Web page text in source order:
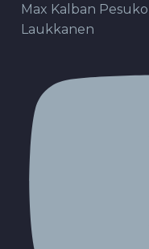
Max Kalban
Laukkanen